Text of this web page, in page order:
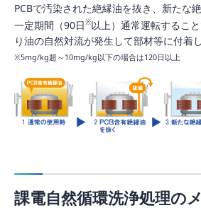
PCBで汚染された絶縁油を抜き、新たな
一定期間（90日※以上）通常運転するこ
り油の自然対流が発生して部材等に付着
※5mg/kg超～10mg/kg以下の場合は120日以上
課電自然循環洗浄処理の